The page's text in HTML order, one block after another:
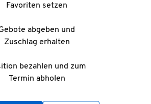
Favoriten setzen
abgeben und
Zuschlag erhalten
bezahlen und zum
Termin abholen